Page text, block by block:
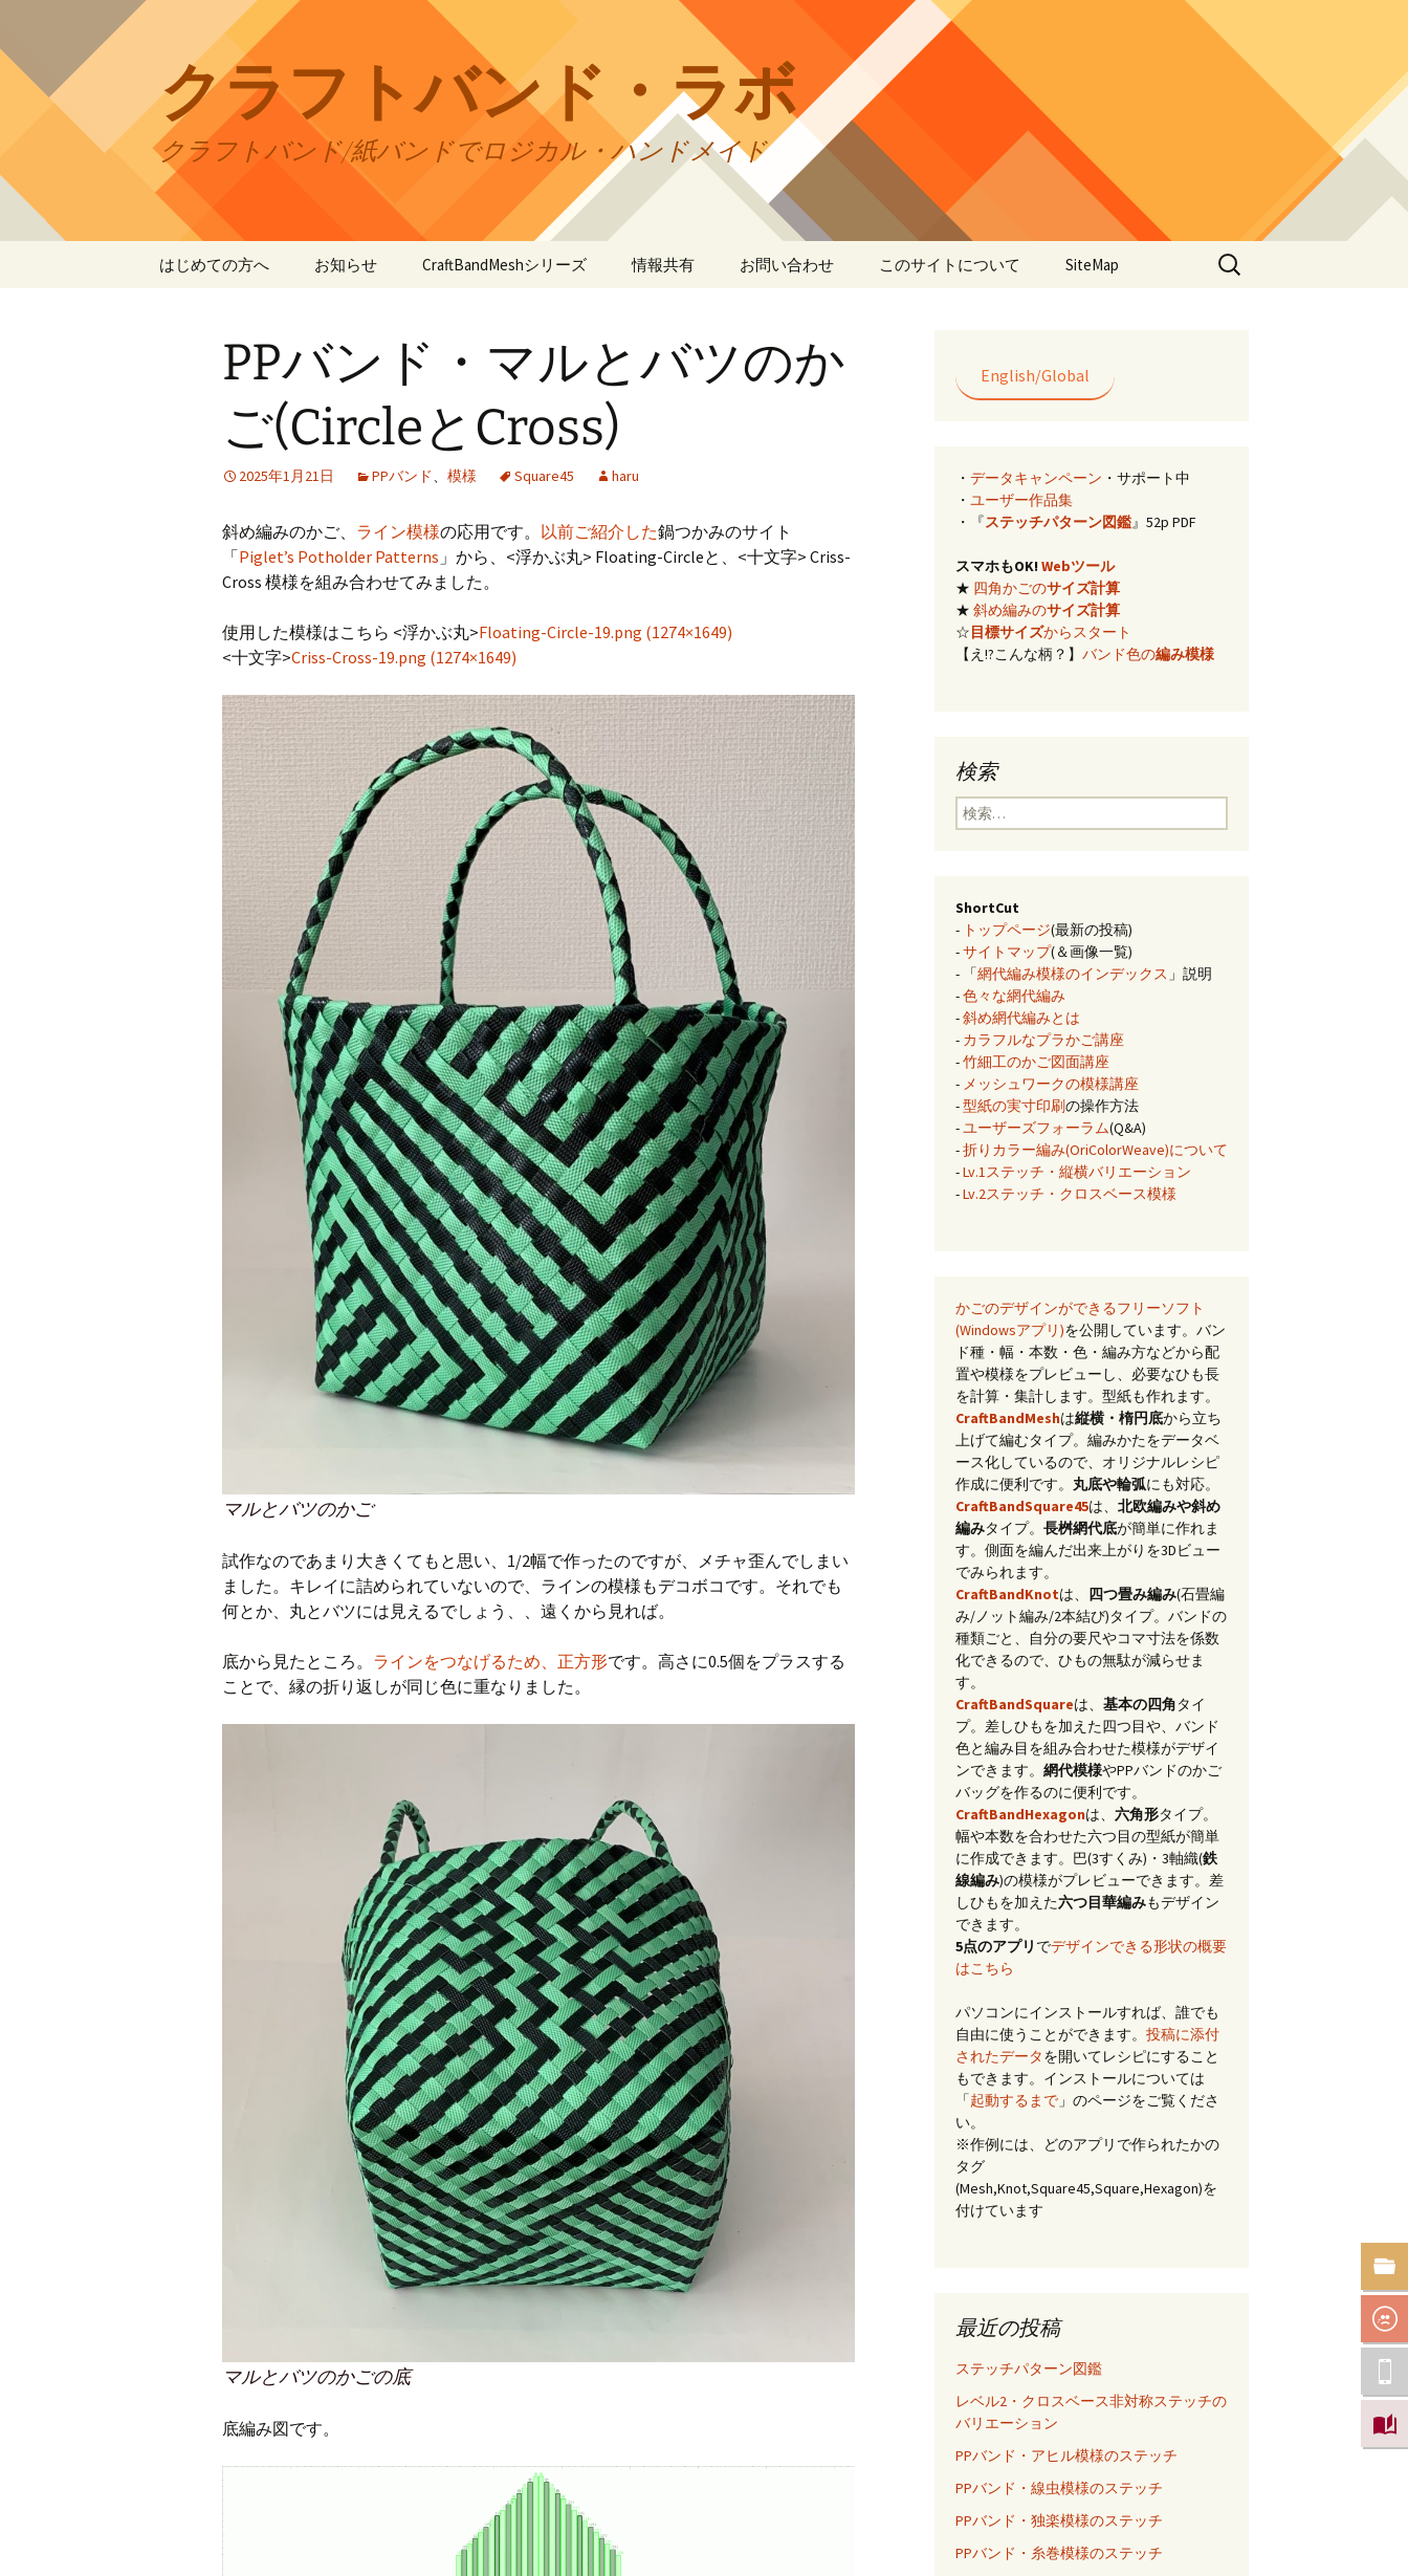
テ
キ
プ
クラフトバンド・ラボ
クラフトバンド/紙バンドでロジカル・ハンドメイド
はじめての方へ お知らせ CraftBandMeshシリーズ
CraftBandMesh出力例
CraftBandSquare45 CraftBandSquare45使用
例
CraftBandKnot
CraftBandSquare
CbMesh
起動するまで
初回起動手順と始め方
データについて
情報共有
ユーザーズフォーラム
四角かごのサイズ計算
イズ計算
目標サイズからの概算
バンド色の編み模様
縦横のステッチ・2色の
組合せ模様
クロスベースのステッ
チ・2色の組合せ模様
お問い合わせ このサイトについて
折りカラー編み
(OriColorWeave)につい
SiteMap
検
索:
PPバンド・マルとバツのか
ご(CircleとCross)
2025年1月21日 PPバンド、 模様 Square45 haru
斜め編みのかご、 ライン模様の応用です。 以前ご紹介した鍋つかみのサイト
「Piglet’s Potholder Patterns 」から、<浮かぶ丸> Floating-Circleと、<十文字> Criss-
Cross 模様を組み合わせてみました。
使用した模様はこちら <浮かぶ丸>Floating-Circle-19.png (1274×1649)
<十文字>Criss-Cross-19.png (1274×1649)
マルとバツのかご
試作なのであまり大きくてもと思い、1/2幅で作ったのですが、メチャ歪んでしまい
ました。キレイに詰められていないので、ラインの模様もデコボコです。それでも
何とか、丸とバツには見えるでしょう、、遠くから見れば。
底から見たところ。 ラインをつなげるため、正方形です。高さに0.5個をプラスする
ことで、縁の折り返しが同じ色に重なりました。
マルとバツのかごの底
底編み図です。
English/Global
・ データキャンペーン ・サポート中
・ ユーザー作品集
・『ステッチパターン図鑑』52p PDF
スマホもOK! Webツール
★ 四角かごのサイズ計算
★ 斜め編みのサイズ計算
☆目標サイズからスタート
【え!?こんな柄？】 バンド色の編み模様
検索
検
索:
ShortCut
- トップページ(最新の投稿)
-サイトマップ(＆画像一覧)
- 「網代編み模様のインデックス 」説明
-色々な網代編み
-斜め網代編みとは
- カラフルなプラかご講座
-竹細工のかご図面講座
- メッシュワークの模様講座
-型紙の実寸印刷の操作方法
-ユーザーズフォーラム(Q&A)
-折りカラー編み(OriColorWeave)について
-Lv.1ステッチ・縦横バリエーション
-Lv.2ステッチ・クロスベース模様
かごのデザインができるフリーソフト
(Windowsアプリ)を公開しています。バン
ド種・幅・本数・色・編み方などから配
置や模様をプレビューし、必要なひも長
を計算・集計します。型紙も作れます。
CraftBandMeshは縦横・楕円底から立ち
上げて編むタイプ。編みかたをデータベ
ース化しているので、オリジナルレシピ
作成に便利です。 丸底や輪弧にも対応。
CraftBandSquare45は、 北欧編みや斜め
編みタイプ。 長桝網代底が簡単に作れま
す。側面を編んだ出来上がりを3Dビュー
でみられます。
CraftBandKnotは、 四つ畳み編み(石畳編
み/ノット編み/2本結び)タイプ。バンドの
種類ごと、自分の要尺やコマ寸法を係数
化できるので、ひもの無駄が減らせま
す。
CraftBandSquareは、 基本の四角タイ
プ。差しひもを加えた四つ目や、バンド
色と編み目を組み合わせた模様がデザイ
ンできます。 網代模様やPPバンドのかご
バッグを作るのに便利です。
CraftBandHexagonは、 六角形タイプ。
幅や本数を合わせた六つ目の型紙が簡単
に作成できます。巴(3すくみ)・3軸織(鉄
線編み)の模様がプレビューできます。差
しひもを加えた六つ目華編みもデザイン
できます。
5点のアプリ でデザインできる形状の概要
はこちら
パソコンにインストールすれば、誰でも
自由に使うことができます。 投稿に添付
されたデータを開いてレシピにすること
もできます。インストールについては
「起動するまで 」のページをご覧くださ
い。
※作例には、どのアプリで作られたかの
タグ
(Mesh,Knot,Square45,Square,Hexagon)を
付けています
最近の投稿
ステッチパターン図鑑
レベル2・クロスベース非対称ステッチの
バリエーション
PPバンド・アヒル模様のステッチ
PPバンド・線虫模様のステッチ
PPバンド・独楽模様のステッチ
PPバンド・糸巻模様のステッチ